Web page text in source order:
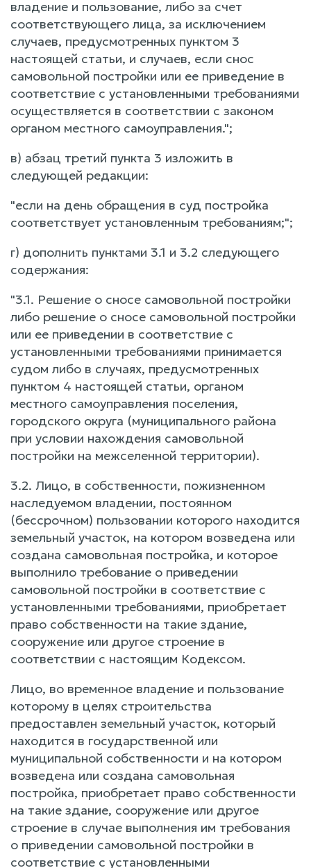
владение и пользование, либо за счет
соответствующего лица, за исключением
случаев, предусмотренных пунктом 3
настоящей статьи, и случаев, если снос
самовольной постройки или ее приведение в
соответствие с установленными требованиями
осуществляется в соответствии с законом
органом местного самоуправления.";
в) абзац третий пункта 3 изложить в
следующей редакции:
"если на день обращения в суд постройка
соответствует установленным требованиям;";
г) дополнить пунктами 3.1 и 3.2 следующего
содержания:
"3.1. Решение о сносе самовольной постройки
либо решение о сносе самовольной постройки
или ее приведении в соответствие с
установленными требованиями принимается
судом либо в случаях, предусмотренных
пунктом 4 настоящей статьи, органом
местного самоуправления поселения,
городского округа (муниципального района
при условии нахождения самовольной
постройки на межселенной территории).
3.2. Лицо, в собственности, пожизненном
наследуемом владении, постоянном
(бессрочном) пользовании которого находится
земельный участок, на котором возведена или
создана самовольная постройка, и которое
выполнило требование о приведении
самовольной постройки в соответствие с
установленными требованиями, приобретает
право собственности на такие здание,
сооружение или другое строение в
соответствии с настоящим Кодексом.
Лицо, во временное владение и пользование
которому в целях строительства
предоставлен земельный участок, который
находится в государственной или
муниципальной собственности и на котором
возведена или создана самовольная
постройка, приобретает право собственности
на такие здание, сооружение или другое
строение в случае выполнения им требования
о приведении самовольной постройки в
соответствие с установленными